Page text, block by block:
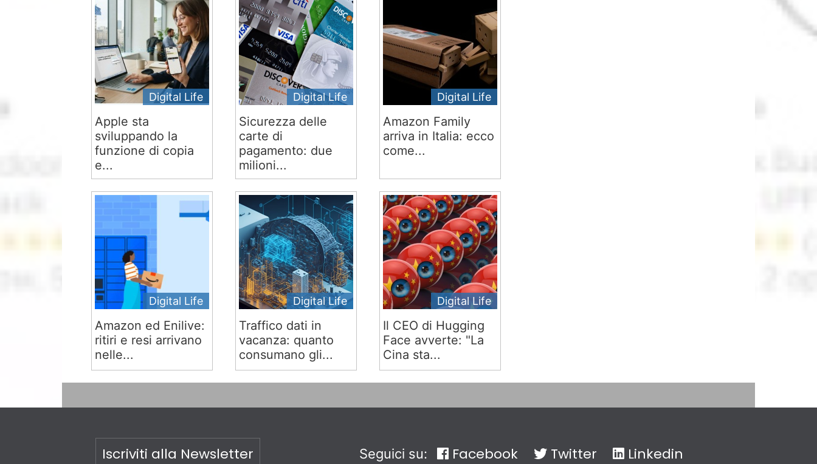
Digital Life
Apple sta
sviluppando la
funzione di copia
e...
Digital Life
Sicurezza delle
carte di
pagamento: due
milioni...
Digital Life
Amazon Family
arriva in Italia: ecco
come...
Digital Life
Amazon ed Enilive:
ritiri e resi arrivano
nelle...
Digital Life
Traffico dati in
vacanza: quanto
consumano gli...
Digital Life
Il CEO di Hugging
Face avverte: "La
Cina sta...
Iscriviti alla Newsletter Seguici su: Facebook Twitter Linkedin